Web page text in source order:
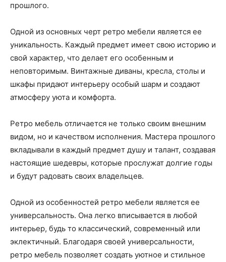
прошлого.
Одной из основных черт ретро мебели является ее
уникальность. Каждый предмет имеет свою историю и
свой характер, что делает его особенным и
неповторимым. Винтажные диваны, кресла, столы и
шкафы придают интерьеру особый шарм и создают
атмосферу уюта и комфорта.
Ретро мебель отличается не только своим внешним
видом, но и качеством исполнения. Мастера прошлого
вкладывали в каждый предмет душу и талант, создавая
настоящие шедевры, которые прослужат долгие годы
и будут радовать своих владельцев.
Одной из особенностей ретро мебели является ее
универсальность. Она легко вписывается в любой
интерьер, будь то классический, современный или
эклектичный. Благодаря своей универсальности,
ретро мебель позволяет создать уютное и стильное